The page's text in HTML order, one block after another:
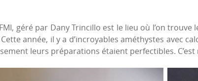
géré par Dany Trincillo est le lieu où l’on
année, il y a d’incroyables améthystes avec
leurs préparations étaient perfectibles.